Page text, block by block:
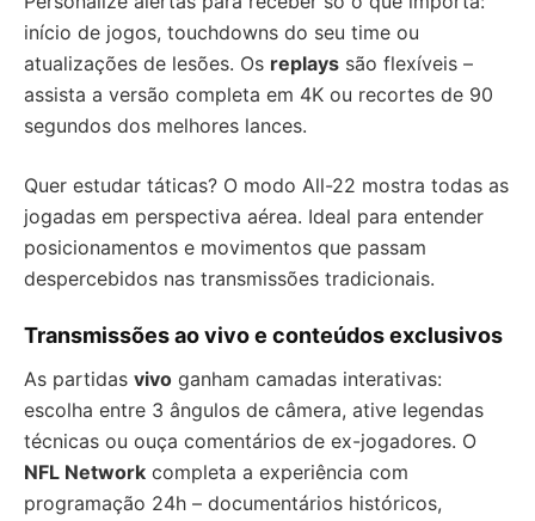
início de jogos, touchdowns do seu time ou
atualizações de lesões. Os replays são flexíveis –
assista a versão completa em 4K ou recortes de 90
segundos dos melhores lances.
Quer estudar táticas? O modo All-22 mostra todas as
jogadas em perspectiva aérea. Ideal para entender
posicionamentos e movimentos que passam
despercebidos nas transmissões tradicionais.
Transmissões ao vivo e conteúdos exclusivos
As partidas vivo ganham camadas interativas:
escolha entre 3 ângulos de câmera, ative legendas
técnicas ou ouça comentários de ex-jogadores. O
NFL Network completa a experiência com
programação 24h – documentários históricos,